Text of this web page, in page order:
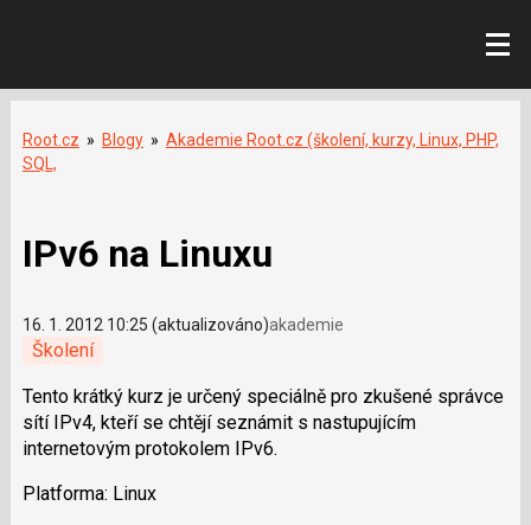
Root.cz » Blogy » Akademie Root.cz (školení, kurzy, Linux, PHP,
SQL,
IPv6 na Linuxu
16. 1. 2012 10:25 (aktualizováno)akademie
Školení
Tento krátký kurz je určený speciálně pro zkušené správce
sítí IPv4, kteří se chtějí seznámit s nastupujícím
internetovým protokolem IPv6.
Platforma: Linux